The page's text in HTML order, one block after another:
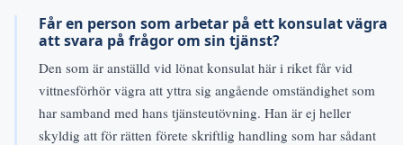
Får en person som arbetar på ett konsulat vägra
att svara på frågor om sin tjänst?
Den som är anställd vid lönat konsulat här i riket får vid
vittnesförhör vägra att yttra sig angående omständighet som
har samband med hans tjänsteutövning. Han är ej heller
skyldig att för rätten förete skriftlig handling som har sådant